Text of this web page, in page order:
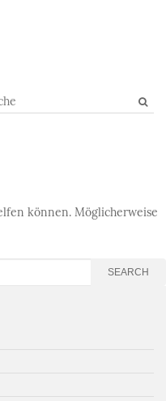
können. Möglicherweise
SEARCH